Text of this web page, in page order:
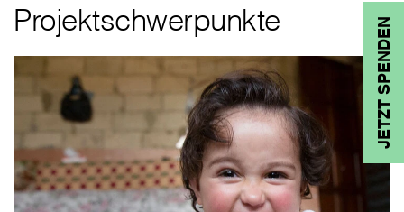
JETZT SPENDEN
Projektschwerpunkte